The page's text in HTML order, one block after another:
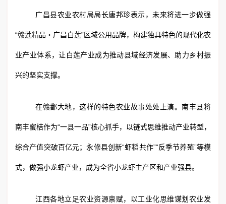
广昌县农业农村局局长唐邦珍表示，未来将进一步做强
“赣莲精品・广昌白莲”区域公用品牌，构建独具特色的现代化农
业产业体系，让白莲产业成为推动县域经济发展、助力乡村振
兴的坚实支撑。
在赣鄱大地，这样的特色农业故事处处上演。南丰县将
南丰蜜桔作为“一县一品”核心抓手，以链式思维推动产业转型，
综合产值突破百亿元；永修县创新“虾稻共作”“反季节养殖”等模
式，做强小龙虾产业，成为全省小龙虾主产区和产业强县。
江西各地立足农业资源禀赋，以工业化思维谋划农业发